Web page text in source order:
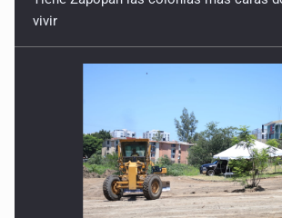
16 de Febrero de 2026
80 años sin Van Maanen
26 de Enero de 2026
Kapteyn y la Galaxia
vivir